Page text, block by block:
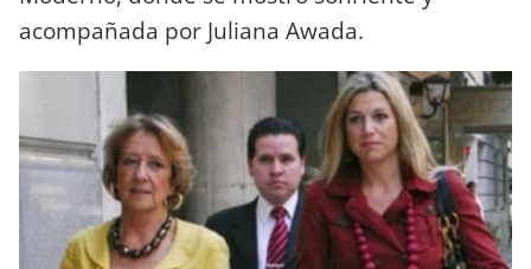
acompañada por Juliana Awada.